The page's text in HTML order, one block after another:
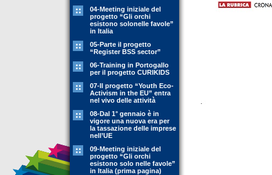
04-Meeting iniziale del
progetto “Gli orchi
esistono solonelle favole”
in Italia
05-Parte il progetto
“Register BSS sector”
06-Training in Portogallo
per il progetto CURIKIDS
07-Il progetto “Youth Eco-
Activism in the EU” entra
nel vivo delle attività
08-Dal 1° gennaio è in
vigore una nuova era per
la tassazione delle imprese
nell’UE
09-Meeting iniziale del
progetto “Gli orchi
esistono solo nelle favole”
in Italia (prima pagina)